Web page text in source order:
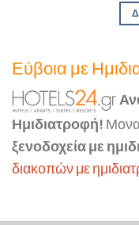
Εύβοια με
Ημιδιατροφή!
ξενοδοχεία με
διακοπών με